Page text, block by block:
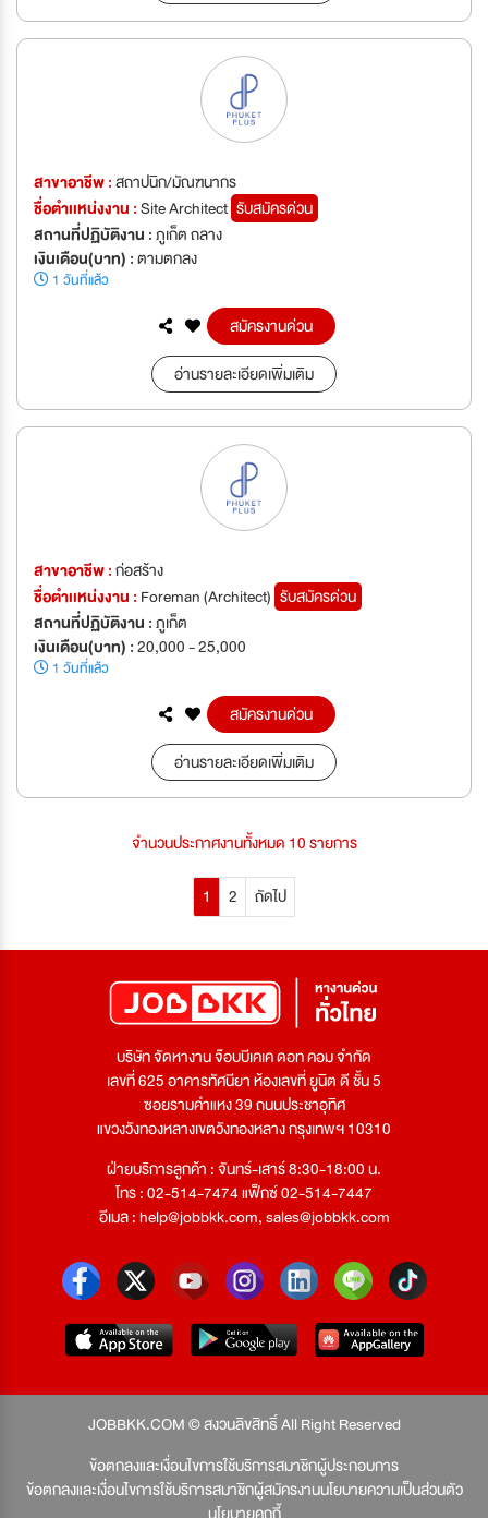
สาขาอาชีพ :สถาปนิก/มัณฑนากร
ชื่อตำเเหน่งงาน :Site Architect รับสมัครด่วน
สถานที่ปฏิบัติงาน :ภูเก็ต ถลาง
เงินเดือน(บาท) :ตามตกลง
1 วันที่แล้ว
สมัครงานด่วน
อ่านรายละเอียดเพิ่มเติม
สาขาอาชีพ :ก่อสร้าง
ชื่อตำเเหน่งงาน : Foreman (Architect) รับสมัครด่วน
สถานที่ปฏิบัติงาน :ภูเก็ต
เงินเดือน(บาท) :20,000 - 25,000
1 วันที่แล้ว
สมัครงานด่วน
อ่านรายละเอียดเพิ่มเติม
จำนวนประกาศงานทั้งหมด 10 รายการ
1 2 ถัดไป
บริษัท จัดหางาน จ๊อบบีเคเค ดอท คอม จำกัด
เลขที่ 625 อาคารทัศนียา ห้องเลขที่ ยูนิต ดี ชั้น 5
ซอยรามคำแหง 39 ถนนประชาอุทิศ
แขวงวังทองหลางเขตวังทองหลาง กรุงเทพฯ 10310
ฝ่ายบริการลูกค้า : จันทร์-เสาร์ 8:30-18:00 น.
โทร : 02-514-7474 แฟ็กซ์ 02-514-7447
อีเมล :help@jobbkk.com,sales@jobbkk.com
JOBBKK.COM © สงวนลิขสิทธิ์ All Right Reserved
ข้อตกลงและเงื่อนไขการใช้บริการสมาชิกผู้ประกอบการ
ข้อตกลงและเงื่อนไขการใช้บริการสมาชิกผู้สมัครงานนโยบายความเป็นส่วนตัว